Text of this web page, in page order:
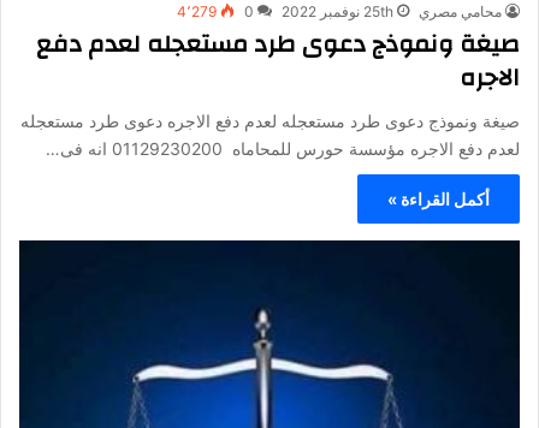
محامي مصري 25th نوفمبر 2022 0 4٬279
صيغة ونموذج دعوى طرد مستعجله لعدم دفع
الاجره
صيغة ونموذج دعوى طرد مستعجله لعدم دفع الاجره دعوى طرد مستعجله
لعدم دفع الاجره مؤسسة حورس للمحاماه 01129230200 انه فى…
أكمل القراءة »